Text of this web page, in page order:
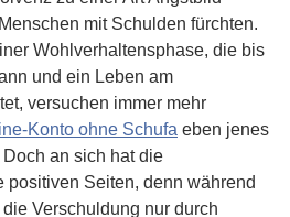
mit Schulden fürchten.
Wohlverhaltensphase, die bis
und ein Leben am
versuchen immer mehr
Konto ohne Schufa eben jenes
an sich hat die
positiven Seiten, denn während
Verschuldung nur durch